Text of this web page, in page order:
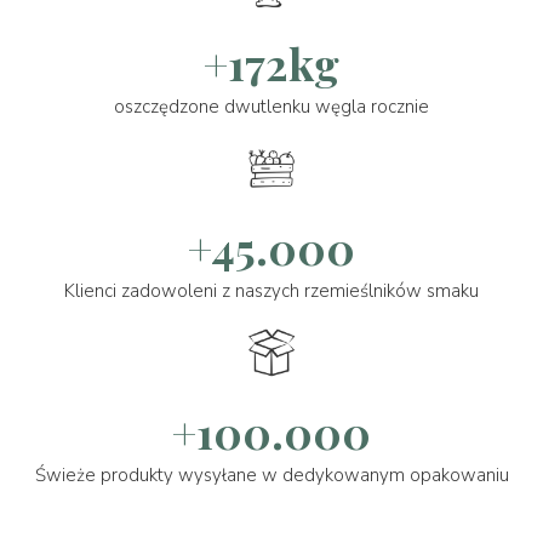
+172kg
oszczędzone dwutlenku węgla rocznie
+45.000
Klienci zadowoleni z naszych rzemieślników smaku
+100.000
Świeże produkty wysyłane w dedykowanym opakowaniu